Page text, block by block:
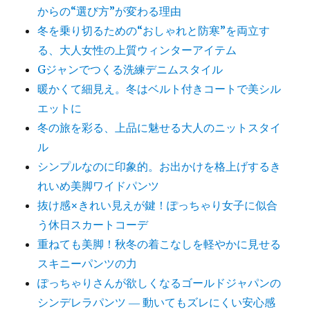
からの“選び方”が変わる理由
冬を乗り切るための“おしゃれと防寒”を両立す
る、大人女性の上質ウィンターアイテム
Gジャンでつくる洗練デニムスタイル
暖かくて細見え。冬はベルト付きコートで美シル
エットに
冬の旅を彩る、上品に魅せる大人のニットスタイ
ル
シンプルなのに印象的。お出かけを格上げするき
れいめ美脚ワイドパンツ
抜け感×きれい見えが鍵！ぽっちゃり女子に似合
う休日スカートコーデ
重ねても美脚！秋冬の着こなしを軽やかに見せる
スキニーパンツの力
ぽっちゃりさんが欲しくなるゴールドジャパンの
シンデレラパンツ ― 動いてもズレにくい安心感